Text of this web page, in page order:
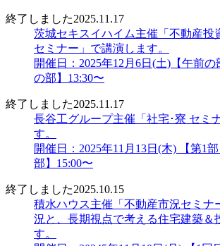
終了しました2025.11.17
茨城セキスイハイム主催「不動産投
セミナー」で講演します。
開催日：2025年12月6日(土)【午前の
の部】13:30〜
終了しました2025.11.17
長谷工グループ主催「社宅･寮 セミ
す。
開催日：2025年11月13日(木) 【第1
部】15:00〜
終了しました2025.10.15
積水ハウス主催「不動産市況セミナ
況と、長期視点で考える住宅建築＆
す。